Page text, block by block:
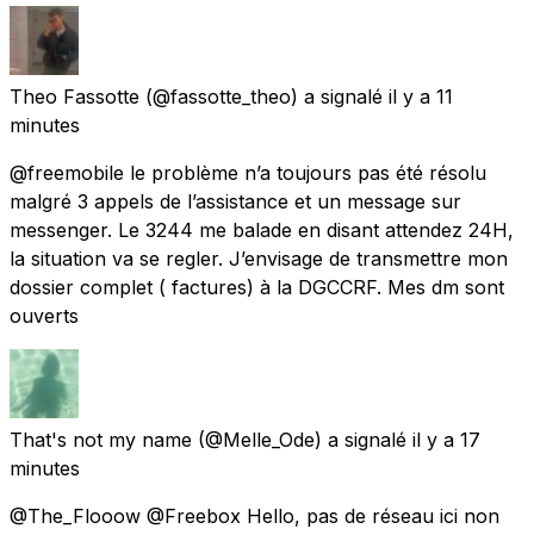
Theo Fassotte (@fassotte_theo) a signalé il y a 11
minutes
@freemobile le problème n’a toujours pas été résolu
malgré 3 appels de l’assistance et un message sur
messenger. Le 3244 me balade en disant attendez 24H,
la situation va se regler. J’envisage de transmettre mon
dossier complet ( factures) à la DGCCRF. Mes dm sont
ouverts
That's not my name (@Melle_Ode) a signalé il y a 17
minutes
@The_Flooow @Freebox Hello, pas de réseau ici non